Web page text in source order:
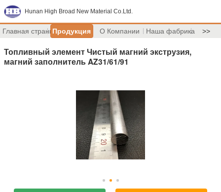
Hunan High Broad New Material Co.Ltd.
Главная страницаПродукция О Компании Наша фабрика >>
Топливный элемент Чистый магний экструзия,
магний заполнитель AZ31/61/91